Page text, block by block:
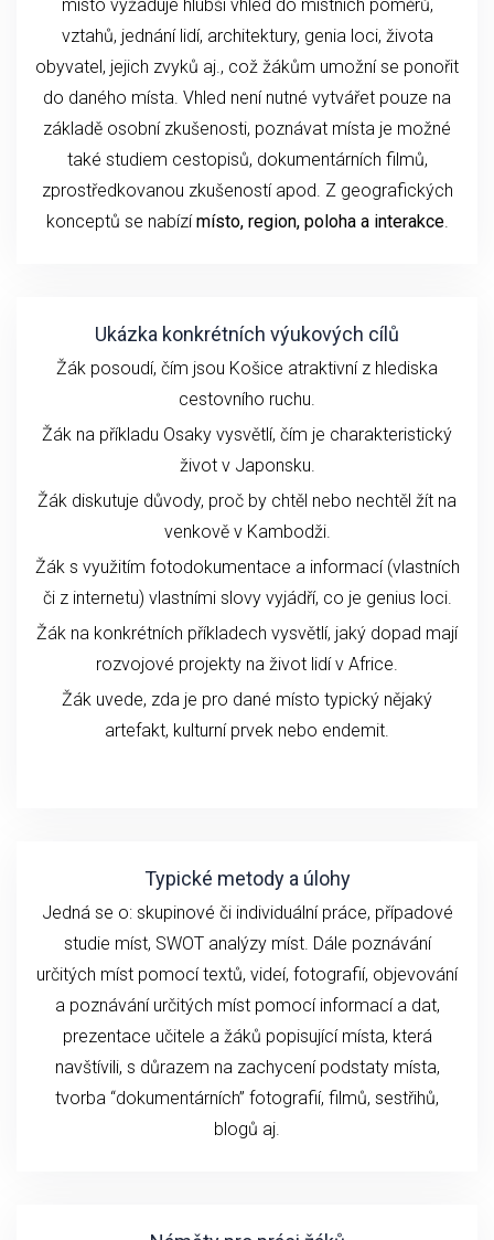
místo vyžaduje hlubší vhled do místních poměrů,
vztahů, jednání lidí, architektury, genia loci, života
obyvatel, jejich zvyků aj., což žákům umožní se ponořit
do daného místa. Vhled není nutné vytvářet pouze na
základě osobní zkušenosti, poznávat místa je možné
také studiem cestopisů, dokumentárních filmů,
zprostředkovanou zkušeností apod. Z geografických
konceptů se nabízímísto, region, poloha a interakce.
Ukázka konkrétních výukových cílů
Žák posoudí, čím jsou Košice atraktivní z hlediska
cestovního ruchu.
Žák na příkladu Osaky vysvětlí, čím je charakteristický
život v Japonsku.
Žák diskutuje důvody, proč by chtěl nebo nechtěl žít na
venkově v Kambodži.
Žák s využitím fotodokumentace a informací (vlastních
či z internetu) vlastními slovy vyjádří, co je genius loci.
Žák na konkrétních příkladech vysvětlí, jaký dopad mají
rozvojové projekty na život lidí v Africe.
Žák uvede, zda je pro dané místo typický nějaký
artefakt, kulturní prvek nebo endemit.
Typické metody a úlohy
Jedná se o: skupinové či individuální práce, případové
studie míst, SWOT analýzy míst. Dále poznávání
určitých míst pomocí textů, videí, fotografií, objevování
a poznávání určitých míst pomocí informací a dat,
prezentace učitele a žáků popisující místa, která
navštívili, s důrazem na zachycení podstaty místa,
tvorba “dokumentárních” fotografií, filmů, sestřihů,
blogů aj.